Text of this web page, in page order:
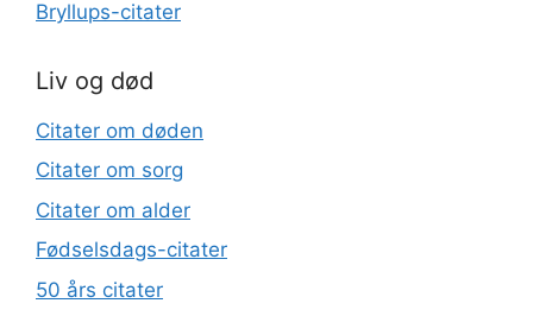
Bryllups-citater
Liv og død
Citater om døden
Citater om sorg
Citater om alder
Fødselsdags-citater
50 års citater